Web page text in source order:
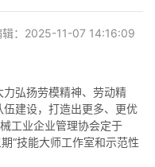
辑：2025-11-07 14:16:09
弘扬劳模精神、劳动精
建设，打造出更多、更优
工业企业管理协会定于
“技能大师工作室和示范性